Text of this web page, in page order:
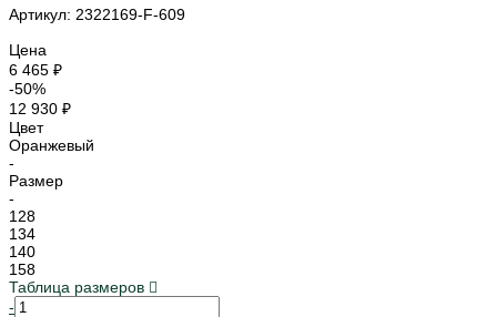
Артикул: 2322169-F-609
Цена
6 465 ₽
-50%
12 930 ₽
Цвет
Оранжевый
-
Размер
-
128
134
140
158
Таблица размеров
-